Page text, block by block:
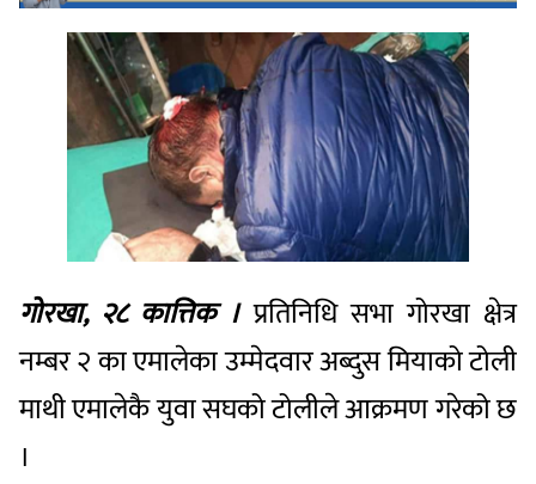
गोरखा, २८ कात्तिक ।प्रतिनिधि सभा गोरखा क्षेत्र
नम्बर २ का एमालेका उम्मेदवार अब्दुस मियाको टोली
माथी एमालेकै युवा सघको टोलीले आक्रमण गरेको छ
।